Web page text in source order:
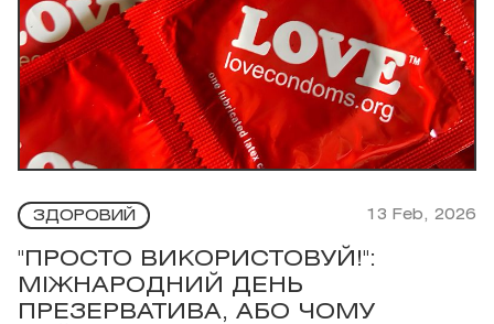
ЗДОРОВИЙ 13 Feb, 2026
"ПРОСТО ВИКОРИСТОВУЙ!":
МІЖНАРОДНИЙ ДЕНЬ
ПРЕЗЕРВАТИВА, АБО ЧОМУ